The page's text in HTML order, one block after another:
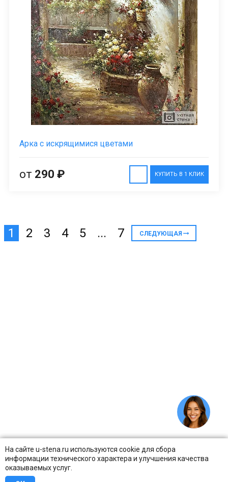
На сайте u-stena.ru используются cookie для сбора
информации технического характера и улучшения качества
оказываемых услуг.
Арка с искрящимися цветами
КУПИТЬ В 1 КЛИК
от 290 ₽
1 2 3 4 5 ... 7 СЛЕДУЮЩАЯ